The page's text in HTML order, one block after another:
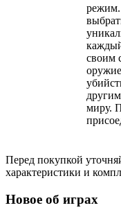
своим
миру.
Перед покупкой
характеристики и
Новое об играх